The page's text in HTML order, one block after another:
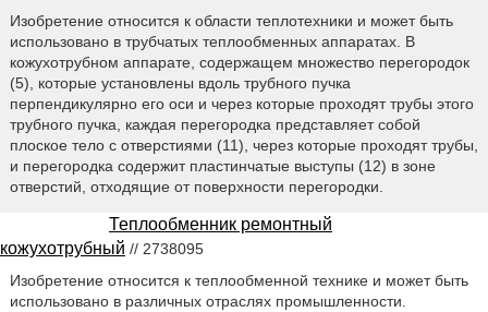
Изобретение относится к области теплотехники и может быть
использовано в трубчатых теплообменных аппаратах. В
кожухотрубном аппарате, содержащем множество перегородок
(5), которые установлены вдоль трубного пучка
перпендикулярно его оси и через которые проходят трубы этого
трубного пучка, каждая перегородка представляет собой
плоское тело с отверстиями (11), через которые проходят трубы,
и перегородка содержит пластинчатые выступы (12) в зоне
отверстий, отходящие от поверхности перегородки.
Теплообменник ремонтный
кожухотрубный // 2738095
Изобретение относится к теплообменной технике и может быть
использовано в различных отраслях промышленности.